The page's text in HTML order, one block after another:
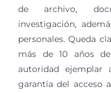
de archivo,
investigación,
personales. Queda
más de 10 años
autoridad
garantía del acceso